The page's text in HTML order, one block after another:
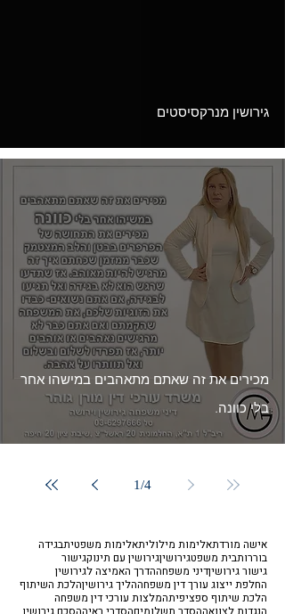
גירושין מנרקסיסטים
מכירים את זה שאתם מתאהבים במישהו אחר
בלי כוונה.
1/4
אישה מורדתאלימות מילוליתאלימות משפטיתבגידה
בוררותבית משפטגירושיןגירושין עם תינוקגישור
גישור גירושיןדיני משפחההדרך האמיצה לגירושין
החלפת ייצוג עורך דין משפחההליך גירושיןהלכת השיתוף
הלכת שיתוף ספציפיתהמלצות עורכי דין משפחה